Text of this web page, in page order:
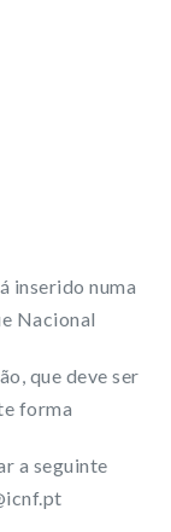
inserido numa
Nacional
que deve ser
forma
a seguinte